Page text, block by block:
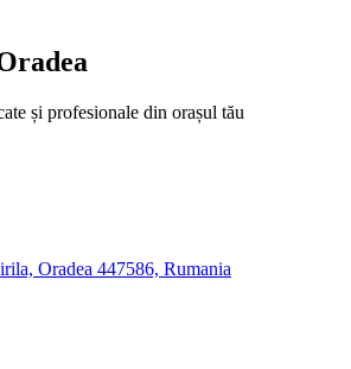
și profesionale din orașul tău
Oradea 447586, Rumania